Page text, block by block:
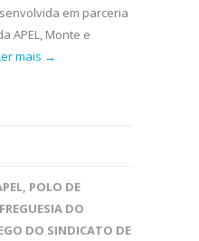
em parceria
APEL, Monte e
mais →
, POLO DE
DO
DO SINDICATO DE